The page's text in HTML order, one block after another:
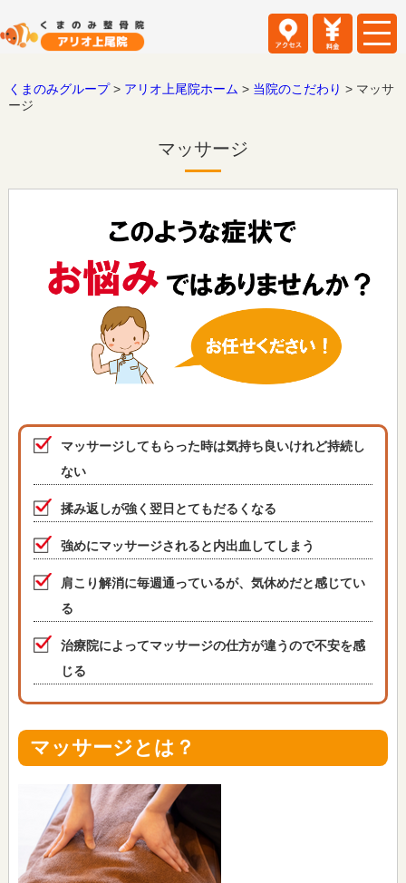
くまのみグループ> アリオ上尾院ホーム > 当院のこだわり > マッサ
ージ
マッサージ
マッサージしてもらった時は気持ち良いけれど持続し
ない
揉み返しが強く翌日とてもだるくなる
強めにマッサージされると内出血してしまう
肩こり解消に毎週通っているが、気休めだと感じてい
る
治療院によってマッサージの仕方が違うので不安を感
じる
マッサージとは？